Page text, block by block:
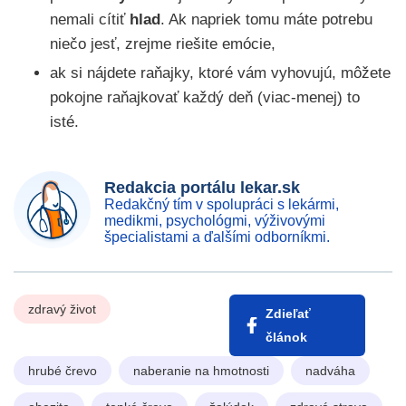
nemali cítiť hlad. Ak napriek tomu máte potrebu
niečo jesť, zrejme riešite emócie,
ak si nájdete raňajky, ktoré vám vyhovujú, môžete
pokojne raňajkovať každý deň (viac-menej) to
isté.
Redakcia portálu lekar.sk
Redakčný tím v spolupráci s lekármi,
medikmi, psychológmi, výživovými
špecialistami a ďalšími odborníkmi.
zdravý život
Zdieľať
článok
hrubé črevo naberanie na hmotnosti nadváha